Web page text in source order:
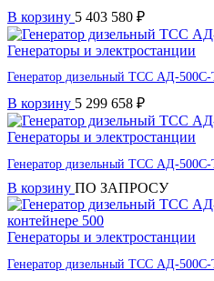
В корзину 5 403 580 ₽
Генераторы и электростанции
Генератор дизельный ТСС АД-
В корзину 5 299 658 ₽
Генераторы и электростанции
Генератор дизельный ТСС АД-
В корзину ПО ЗАПРОСУ
Генераторы и электростанции
Генератор дизельный ТСС АД-